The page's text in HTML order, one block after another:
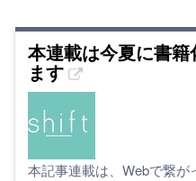
本連載は今夏に書
ます
本記事連載は、Webで繋